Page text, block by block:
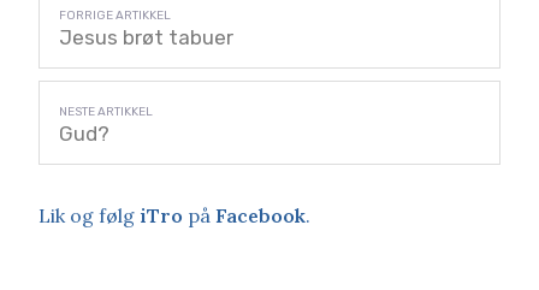
Jesus brøt tabuer
Gud?
Lik og følg iTro på Facebook.